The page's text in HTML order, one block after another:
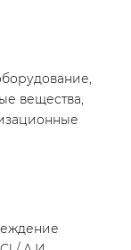
вещества,